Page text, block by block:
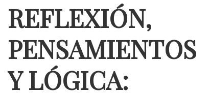
REFLEXIÓN,
PENSAMIENTOS
Y LÓGICA: